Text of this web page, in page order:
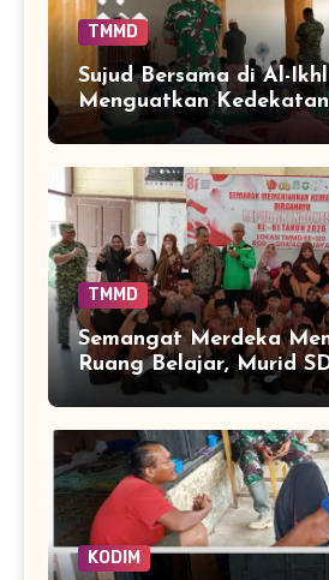
TMMD
Sujud Bersama di Al-
Menguatkan
Warga Sarah Raya
TMMD
Semangat Merdeka
Ruang Belajar, Murid
Raya Adu Cepat Tepat
Rangking Satu
KODIM